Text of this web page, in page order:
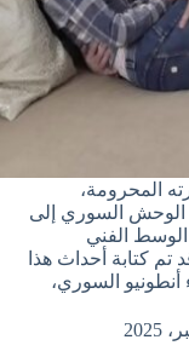
المحرومة،
الوحش السوري إلى
الفني
كتابة أحداث هذا
أنطونيو السوري،